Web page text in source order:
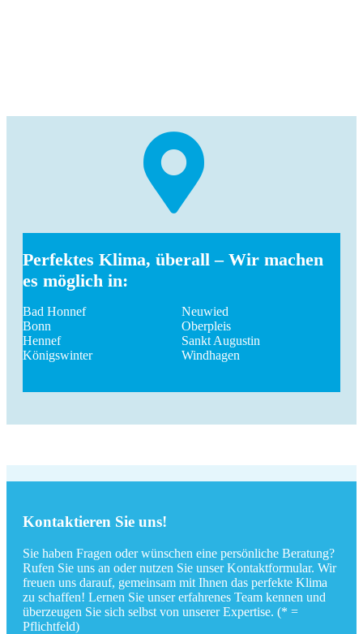
Perfektes Klima, überall – Wir machen
es möglich in:
Bad Honnef
Bonn
Hennef
Königswinter
Neuwied
Oberpleis
Sankt Augustin
Windhagen
Kontaktieren Sie uns!
Sie haben Fragen oder wünschen eine persönliche Beratung?
Rufen Sie uns an oder nutzen Sie unser Kontaktformular. Wir
freuen uns darauf, gemeinsam mit Ihnen das perfekte Klima
zu schaffen! Lernen Sie unser erfahrenes Team kennen und
überzeugen Sie sich selbst von unserer Expertise. (* =
Pflichtfeld)